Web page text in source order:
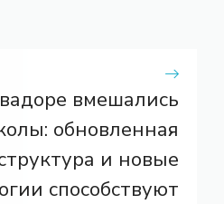
вмешались
обновленная
и новые
способствуют